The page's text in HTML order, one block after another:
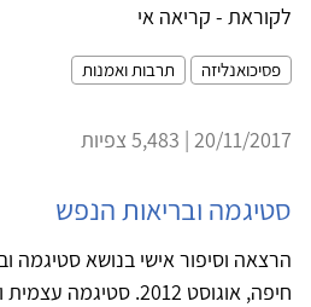
לקוראת - קריאה אי
פסיכואנליזה תרבות ואמנות
20/11/2017 | 5,483 צפיות
סטיגמה ובריאות הנפש
הרצאה וסיפור אישי בנושא סטיגמה
חיפה, אוגוסט 2012.